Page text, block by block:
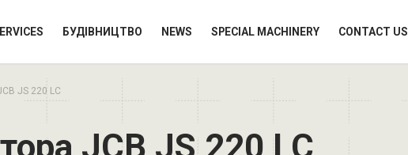
БУДІВНИЦТВО NEWS SPECIAL MACHINERY CONTACT US
JS 220 LC